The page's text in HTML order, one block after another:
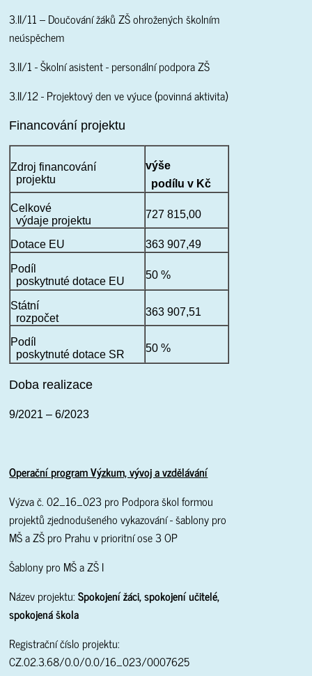
3.II/11 – Doučování žáků ZŠ ohrožených školním
neúspěchem
3.II/1 - Školní asistent - personální podpora ZŠ
3.II/12 - Projektový den ve výuce (povinná aktivita)
Financování projektu
Zdroj financování
  projektu
výše
  podílu v Kč
Celkové
  výdaje projektu
727 815,00
Dotace EU 363 907,49
Podíl
  poskytnuté dotace EU
50 %
Státní
  rozpočet
363 907,51
Podíl
  poskytnuté dotace SR
50 %
Doba realizace
9/2021 – 6/2023
Operační program Výzkum, vývoj a vzdělávání
Výzva č. 02_16_023 pro Podpora škol formou
projektů zjednodušeného vykazování - šablony pro
MŠ a ZŠ pro Prahu v prioritní ose 3 OP
Šablony pro MŠ a ZŠ I
Název projektu:Spokojení žáci, spokojení učitelé,
spokojená škola
Registrační číslo projektu:
CZ.02.3.68/0.0/0.0/16_023/0007625